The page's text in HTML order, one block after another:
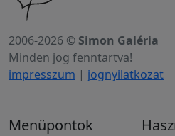
2006-2026 © Simon Galéria
Minden jog fenntartva!
impresszum | jognyilatkozat
Menüpontok